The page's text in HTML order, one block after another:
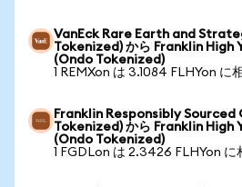
VanEck Rare Earth and
Tokenized) から Franklin High
(Ondo Tokenized)
1 REMXon は 3.1084 FLHYon に
Franklin Responsibly Sourced
Tokenized) から Franklin High
(Ondo Tokenized)
1 FGDLon は 2.3426 FLHYon に